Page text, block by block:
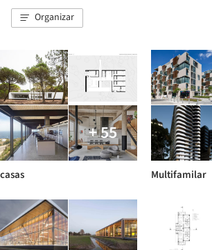
Organizar
+ 55
casas Multifamilar